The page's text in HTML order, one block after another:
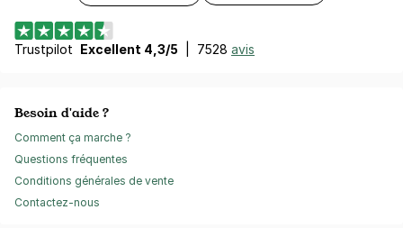
Trustpilot Excellent 4,3/5 7528 avis
Besoin d'aide ?
Comment ça marche ?
Questions fréquentes
Conditions générales de vente
Contactez-nous